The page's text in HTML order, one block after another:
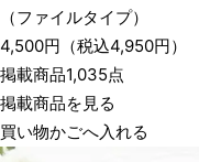
（ファイルタイプ）
4,500円 （税込4,950円）
掲載商品1,035点
掲載商品を見る
買い物かごへ入れる